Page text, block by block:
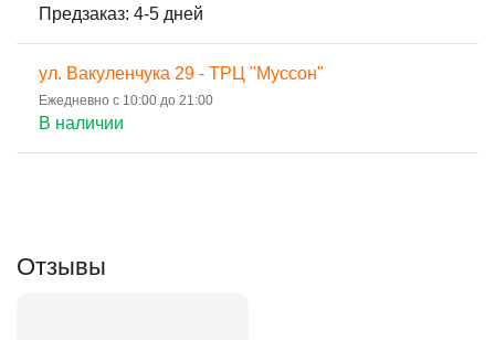
Предзаказ: 4-5 дней
ул. Вакуленчука 29 - ТРЦ "Муссон"
Ежедневно с 10:00 до 21:00
В наличии
Отзывы